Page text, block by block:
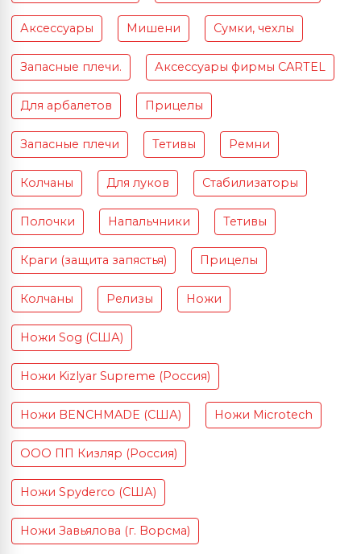
Аксессуары Мишени Сумки, чехлы
Запасные плечи. Аксессуары фирмы CARTEL
Для арбалетов Прицелы
Запасные плечи Тетивы Ремни
Колчаны Для луков Стабилизаторы
Полочки Напальчники Тетивы
Краги (защита запястья) Прицелы
Колчаны Релизы Ножи
Ножи Sog (США)
Ножи Kizlyar Supreme (Россия)
Ножи BENCHMADE (США) Ножи Microtech
ООО ПП Кизляр (Россия)
Ножи Spyderco (США)
Ножи Завьялова (г. Ворсма)